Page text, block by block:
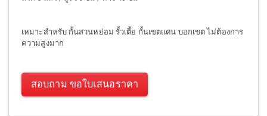
เหมาะสำหรับ กั้นสวนหย่อม รั้วเตี้ย กั้นเขตแดน บอกเขต ไม่ต้องการ
ความสูงมาก
สอบถาม ขอใบเสนอราคา